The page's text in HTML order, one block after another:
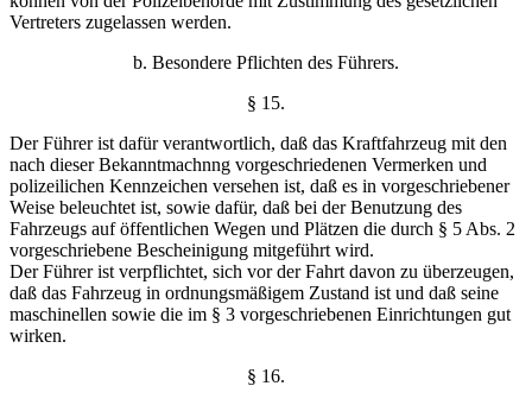
Vertreters zugelassen werden.
b. Besondere Pflichten des Führers.
§ 15.
Der Führer ist dafür verantwortlich, daß das Kraftfahrzeug mit den
nach dieser Bekanntmachnng vorgeschriedenen Vermerken und
polizeilichen Kennzeichen versehen ist, daß es in vorgeschriebener
Weise beleuchtet ist, sowie dafür, daß bei der Benutzung des
Fahrzeugs auf öffentlichen Wegen und Plätzen die durch § 5 Abs. 2
vorgeschriebene Bescheinigung mitgeführt wird.
Der Führer ist verpflichtet, sich vor der Fahrt davon zu überzeugen,
daß das Fahrzeug in ordnungsmäßigem Zustand ist und daß seine
maschinellen sowie die im § 3 vorgeschriebenen Einrichtungen gut
wirken.
§ 16.